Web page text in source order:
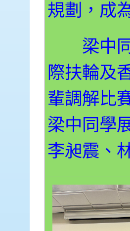
規劃，成
梁中
際扶輪及
輩調解比
梁中同學
李昶震、